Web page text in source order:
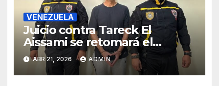
VENEZUELA
Juicio contra Tareck El
Aissami se retomará el
miércoles tras ser suspendido
en la madrugada de este
martes
ABR 21, 2026 ADMIN